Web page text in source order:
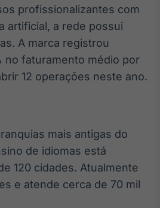
profissionalizantes com
artificial, a rede possui
A marca registrou
no faturamento médio por
12 operações neste ano.
mais antigas do
de idiomas está
120 cidades. Atualmente
e atende cerca de 70 mil